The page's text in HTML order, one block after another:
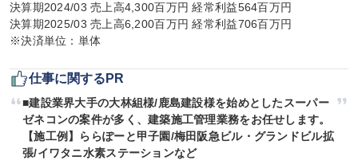
決算期2024/03 売上高4,300百万円 経常利益564百万円
決算期2025/03 売上高6,200百万円 経常利益706百万円
※決済単位：単体
仕事に関するPR
■建設業界大手の大林組様/鹿島建設様を始めとしたスーパー
ゼネコンの案件が多く、建築施工管理業務をお任せします。
【施工例】ららぽーと甲子園/梅田阪急ビル・グランドビル拡
張/イワタニ水素ステーションなど